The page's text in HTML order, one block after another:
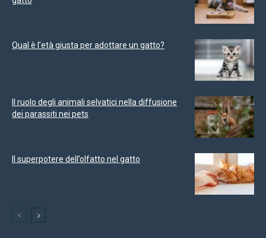
Qual è l’età giusta per adottare un gatto?
Il ruolo degli animali selvatici nella diffusione
dei parassiti nei pets
Il superpotere dell’olfatto nel gatto